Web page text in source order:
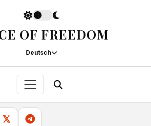
OF FREEDOM
Deutsch
𝕏